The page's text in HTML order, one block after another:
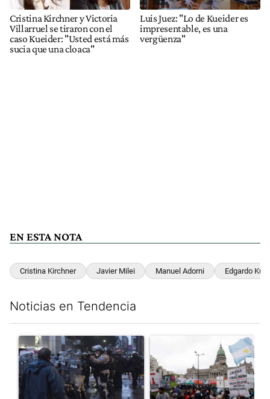
Cristina Kirchner y Victoria
Villarruel se tiraron con el
caso Kueider: "Usted está más
sucia que una cloaca"
Luis Juez: "Lo de Kueider es
impresentable, es una
vergüenza"
EN ESTA NOTA
Cristina Kirchner Javier Milei Manuel Adorni Edgardo
Noticias en Tendencia
Un artículo de tendencia con el título "La tensión frente al
Un artículo de tendencia